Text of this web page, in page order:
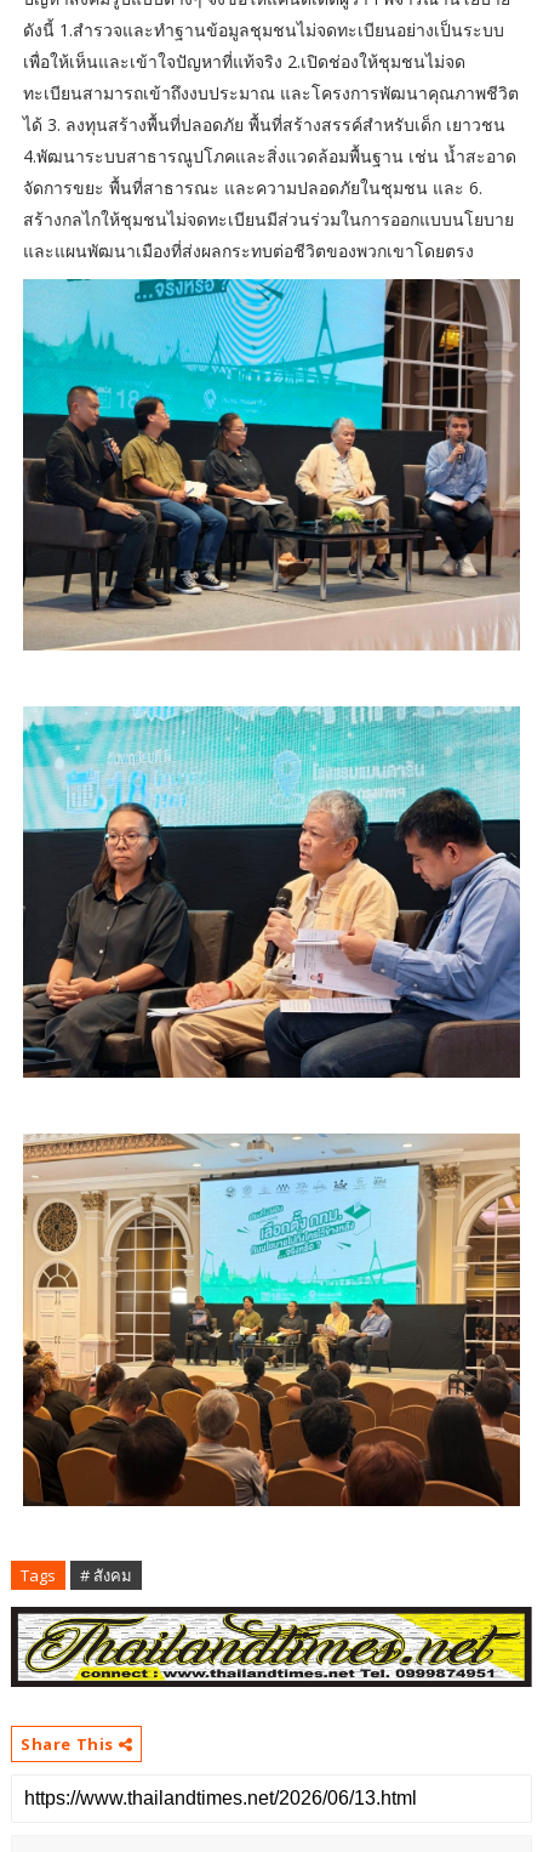
ดังนี้ 1.สำรวจและทำฐานข้อมูลชุมชนไม่จดทะเบียนอย่างเป็นระบบ
เพื่อให้เห็นและเข้าใจปัญหาที่แท้จริง 2.เปิดช่องให้ชุมชนไม่จด
ทะเบียนสามารถเข้าถึงงบประมาณ และโครงการพัฒนาคุณภาพชีวิต
ได้ 3. ลงทุนสร้างพื้นที่ปลอดภัย พื้นที่สร้างสรรค์สำหรับเด็ก เยาวชน
4.พัฒนาระบบสาธารณูปโภคและสิ่งแวดล้อมพื้นฐาน เช่น น้ำสะอาด
จัดการขยะ พื้นที่สาธารณะ และความปลอดภัยในชุมชน และ 6.
สร้างกลไกให้ชุมชนไม่จดทะเบียนมีส่วนร่วมในการออกแบบนโยบาย
และแผนพัฒนาเมืองที่ส่งผลกระทบต่อชีวิตของพวกเขาโดยตรง
Tags # สังคม
Share This